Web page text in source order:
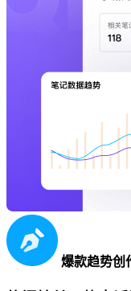
爆款趋势创